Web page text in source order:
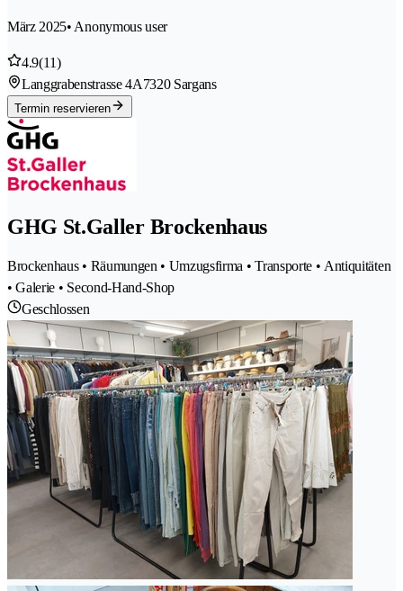
März 2025• Anonymous user
4.9(11)
Langgrabenstrasse 4A7320 Sargans
Termin reservieren
GHG St.Galler Brockenhaus
Brockenhaus • Räumungen • Umzugsfirma • Transporte • Antiquitäten
• Galerie • Second-Hand-Shop
Geschlossen